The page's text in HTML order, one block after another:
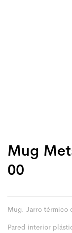
Mug
00
Mug. Jarro térmico
Pared interior